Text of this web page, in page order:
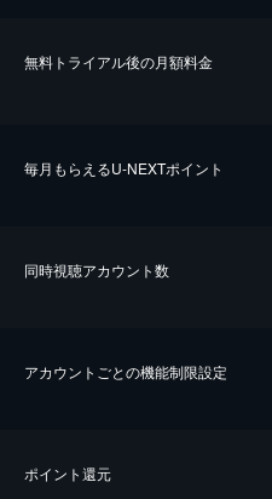
無料トライアル後の⽉額料金
毎⽉もらえるU-NEXTポイント
同時視聴アカウント数
アカウントごとの機能制限設定
ポイント還元